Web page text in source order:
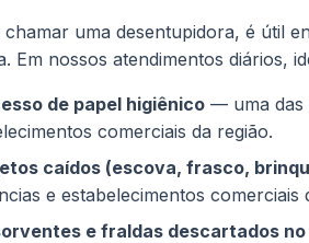
chamar uma desentupidora, é útil
Em nossos atendimentos diários,
de papel higiênico — uma das
comerciais da região.
caídos (escova, frasco,
e estabelecimentos comerciais
e fraldas descartados